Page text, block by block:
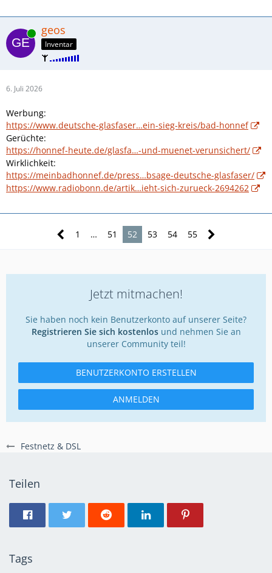
Festnetz & DSL
Online geos
Inventar
6. Juli 2026
Werbung:
https://www.deutsche-glasfaser…ein-sieg-kreis/bad-honnef
Gerüchte:
https://honnef-heute.de/glasfa…-und-muenet-verunsichert/
Wirklichkeit:
https://meinbadhonnef.de/press…bsage-deutsche-glasfaser/
https://www.radiobonn.de/artik…ieht-sich-zurueck-2694262
1 … 51 52 53 54 55
Jetzt mitmachen!
Sie haben noch kein Benutzerkonto auf unserer Seite?
Registrieren Sie sich kostenlosund nehmen Sie an
unserer Community teil!
BENUTZERKONTO ERSTELLEN
ANMELDEN
Teilen
Tags